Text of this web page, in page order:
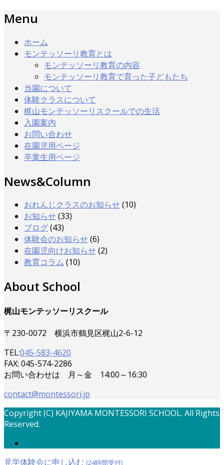
Menu
ホーム
モンテッソーリ教育とは
モンテッソーリ教育の内容
モンテッソーリ教育で育った子どもたち
当園について
体験クラスについて
梶山モンテッソーリスクールでの生活
入園案内
お問い合わせ
在園児用ページ
卒業生用ページ
News&Column
おれんじクラスのお知らせ(10)
お知らせ(33)
ブログ(43)
体験会のお知らせ(6)
在園児向けお知らせ(2)
教育コラム (10)
About School
梶山モンテッソーリスクール
〒230-0072 横浜市鶴見区梶山2-6-12
TEL:045-583-4620
FAX: 045-574-2286
お問い合わせは 月～金 14:00～16:30
contact@montessori.jp
Copyright (C) KAJIYAMA MONTESSORI SCHOOL. All Rights
Reserved.
見学体験会に申し込む (24時間受付)